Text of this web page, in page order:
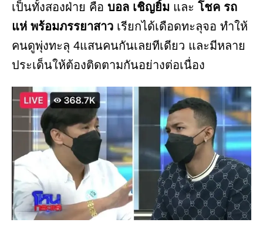
เป็นทั้งสองฝ่าย คือ บอล เชิญยิ้ม และ โชค รถ
แห่ พร้อมภรรยาสาว เรียกได้เดือดทะลุจอ ทำให้
คนดูพุ่งทะลุ 4แสนคนกันเลยทีเดียว และมีหลาย
ประเด็นให้ต้องติดตามกันอย่างต่อเนื่อง